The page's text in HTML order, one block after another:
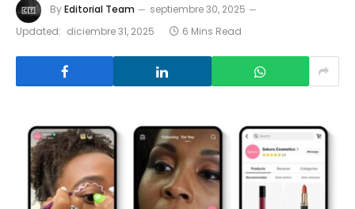
ByEditorial Team
septiembre 30, 2025
Updated: diciembre 31, 2025 6 Mins Read